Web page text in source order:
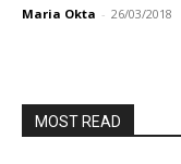
Maria Okta - 26/03/2018
MOST READ